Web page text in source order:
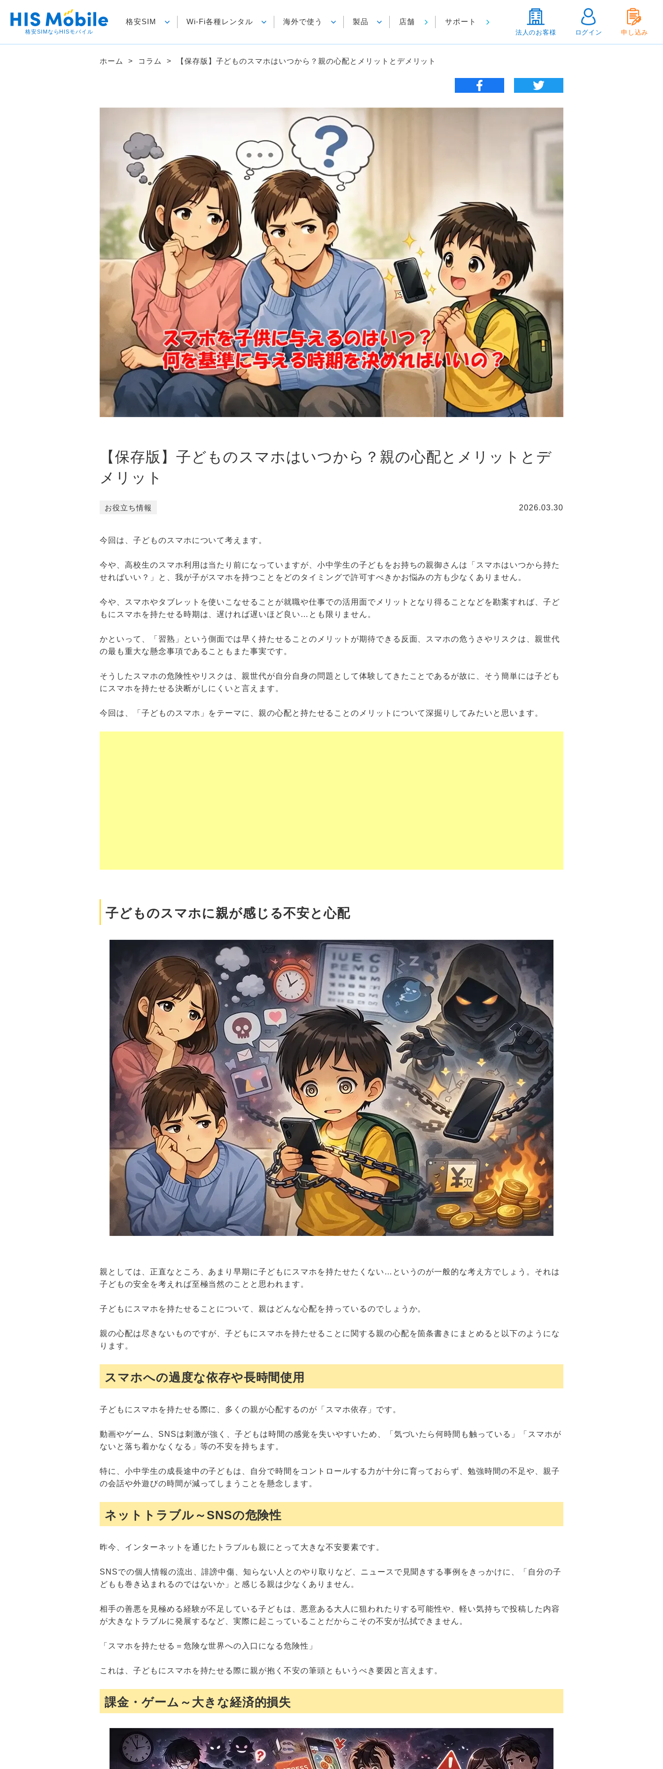
格安SIMならHISモバイル
格安SIM Wi-Fi各種レンタル 海外で使う 製品 店舗 サポート
法人のお客様 ログイン 申し込み
ホーム コラム 【保存版】子どものスマホはいつから？親の心配とメリットとデメリット
【保存版】子どものスマホはいつから？親の心配とメリットとデ
メリット
お役立ち情報 2026.03.30
今回は、子どものスマホについて考えます。
今や、高校生のスマホ利用は当たり前になっていますが、小中学生の子どもをお持ちの親御さんは「スマホはいつから持た
せればいい？」と、我が子がスマホを持つことをどのタイミングで許可すべきかお悩みの方も少なくありません。
今や、スマホやタブレットを使いこなせることが就職や仕事での活用面でメリットとなり得ることなどを勘案すれば、子ど
もにスマホを持たせる時期は、遅ければ遅いほど良い…とも限りません。
かといって、「習熟」という側面では早く持たせることのメリットが期待できる反面、スマホの危うさやリスクは、親世代
の最も重大な懸念事項であることもまた事実です。
そうしたスマホの危険性やリスクは、親世代が自分自身の問題として体験してきたことであるが故に、そう簡単には子ども
にスマホを持たせる決断がしにくいと言えます。
今回は、「子どものスマホ」をテーマに、親の心配と持たせることのメリットについて深掘りしてみたいと思います。
子どものスマホに親が感じる不安と心配
親としては、正直なところ、あまり早期に子どもにスマホを持たせたくない…というのが一般的な考え方でしょう。それは
子どもの安全を考えれば至極当然のことと思われます。
子どもにスマホを持たせることについて、親はどんな心配を持っているのでしょうか。
親の心配は尽きないものですが、子どもにスマホを持たせることに関する親の心配を箇条書きにまとめると以下のようにな
ります。
スマホへの過度な依存や長時間使用
子どもにスマホを持たせる際に、多くの親が心配するのが「スマホ依存」です。
動画やゲーム、SNSは刺激が強く、子どもは時間の感覚を失いやすいため、「気づいたら何時間も触っている」「スマホが
ないと落ち着かなくなる」等の不安を持ちます。
特に、小中学生の成長途中の子どもは、自分で時間をコントロールする力が十分に育っておらず、勉強時間の不足や、親子
の会話や外遊びの時間が減ってしまうことを懸念します。
ネットトラブル～SNSの危険性
昨今、インターネットを通じたトラブルも親にとって大きな不安要素です。
SNSでの個人情報の流出、誹謗中傷、知らない人とのやり取りなど、ニュースで見聞きする事例をきっかけに、「自分の子
どもも巻き込まれるのではないか」と感じる親は少なくありません。
相手の善悪を見極める経験が不足している子どもは、悪意ある大人に狙われたりする可能性や、軽い気持ちで投稿した内容
が大きなトラブルに発展するなど、実際に起こっていることだからこその不安が払拭できません。
「スマホを持たせる＝危険な世界への入口になる危険性」
これは、子どもにスマホを持たせる際に親が抱く不安の筆頭ともいうべき要因と言えます。
課金・ゲーム～大きな経済的損失